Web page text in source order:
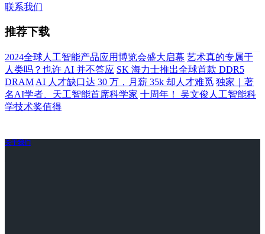
联系我们
推荐下载
2024全球人工智能产品应用博览会盛大启幕 艺术真的专属于
人类吗？也许 AI 并不答应 SK 海力士推出全球首款 DDR5
DRAM AI 人才缺口达 30 万，月薪 35k 却人才难觅 独家｜著
名AI学者、天工智能首席科学家 十周年！ 吴文俊人工智能科
学技术奖值得
关于我们